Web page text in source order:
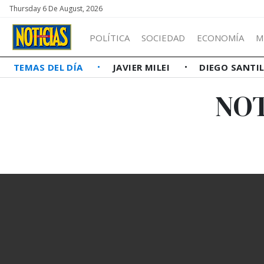
Thursday 6 De August, 2026
POLÍTICA SOCIEDAD ECONOMÍA
TEMAS DEL DÍA JAVIER MILEI DIEGO